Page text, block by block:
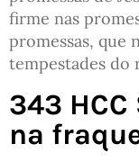
firme nas
promessas, que
tempestades
343
na